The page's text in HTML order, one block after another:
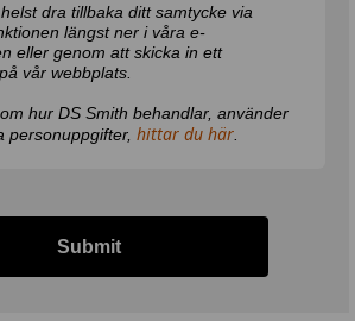
dra tillbaka ditt samtycke via
längst ner i våra e-
eller genom att skicka in ett
vår webbplats.
hur DS Smith behandlar, använder
personuppgifter, hittar du här
Submit